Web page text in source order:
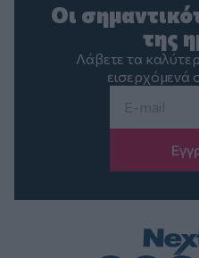
Οι
της
Λάβετε τα
εισερχόμενά